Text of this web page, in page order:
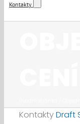
Kontakty
KontaktyDraft